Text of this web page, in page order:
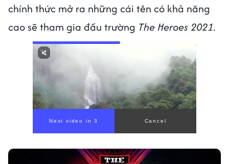
chính thức mở ra những cái tên có khả năng
cao sẽ tham gia đấu trường The Heroes 2021.
Next video in 1 Cancel